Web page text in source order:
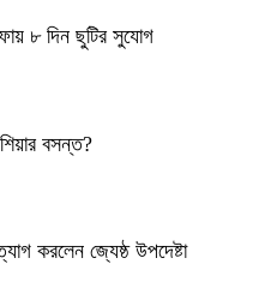
৮ দিন ছুটির সুযোগ
বসন্ত?
করলেন জ্যেষ্ঠ উপদেষ্টা